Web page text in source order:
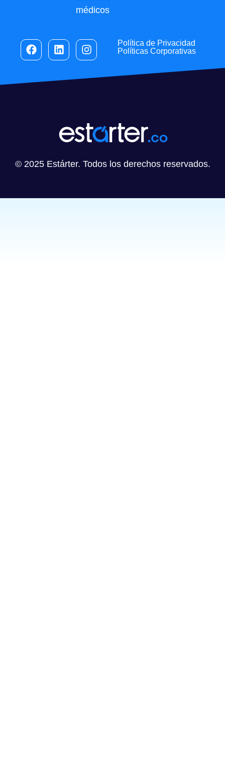
médicos
Política de Privacidad
Políticas Corporativas
© 2025 Estárter. Todos los derechos reservados.